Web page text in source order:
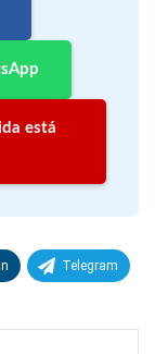
está
Telegram